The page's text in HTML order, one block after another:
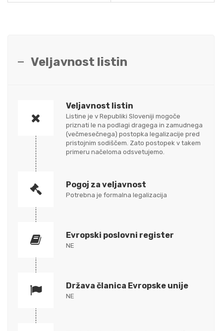
Veljavnost listin
Veljavnost listin
Listine je v Republiki Sloveniji mogoče
priznati le na podlagi dragega in zamudnega
(večmesečnega) postopka legalizacije pred
pristojnim sodiščem. Zato postopek v takem
primeru načeloma odsvetujemo.
Pogoj za veljavnost
Potrebna je formalna legalizacija
Evropski poslovni register
NE
Država članica Evropske unije
NE